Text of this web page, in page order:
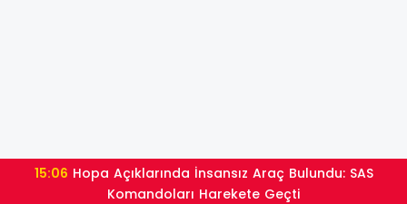
15:06
Komandoları Harekete Geçti